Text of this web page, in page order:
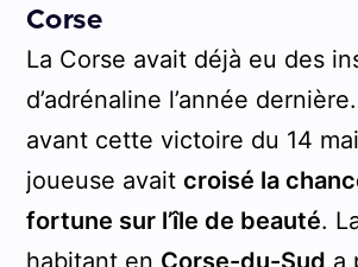
Corse
La Corse avait déjà eu des
d’adrénaline l’année
avant cette victoire du 14
joueuse avait croisé la
fortune sur l’île de beauté.
habitant en Corse-du-Sud a